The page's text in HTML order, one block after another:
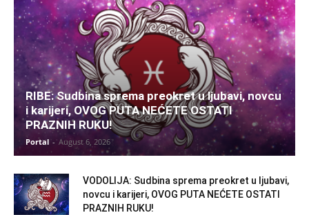
RIBE: Sudbina sprema preokret u ljubavi, novcu
i karijeri, OVOG PUTA NEĆETE OSTATI
PRAZNIH RUKU!
Portal - August 6, 2026
VODOLIJA: Sudbina sprema preokret u ljubavi,
novcu i karijeri, OVOG PUTA NEĆETE OSTATI
PRAZNIH RUKU!